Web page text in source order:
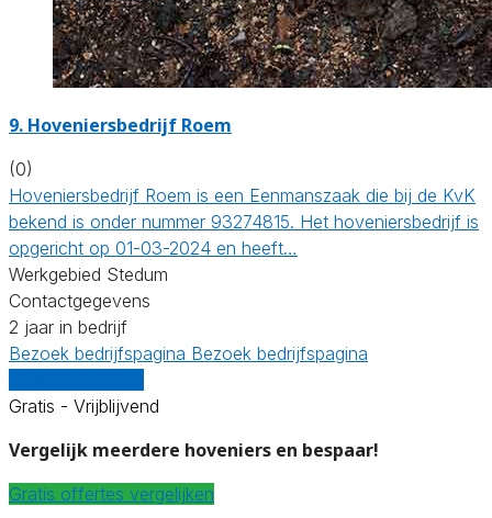
9. Hoveniersbedrijf Roem
(0)
Hoveniersbedrijf Roem is een Eenmanszaak die bij de KvK
bekend is onder nummer 93274815. Het hoveniersbedrijf is
opgericht op 01-03-2024 en heeft…
Werkgebied Stedum
Contactgegevens
2 jaar in bedrijf
Bezoek bedrijfspagina Bezoek bedrijfspagina
Gratis - Vrijblijvend
Vergelijk meerdere hoveniers en bespaar!
Gratis offertes vergelijken